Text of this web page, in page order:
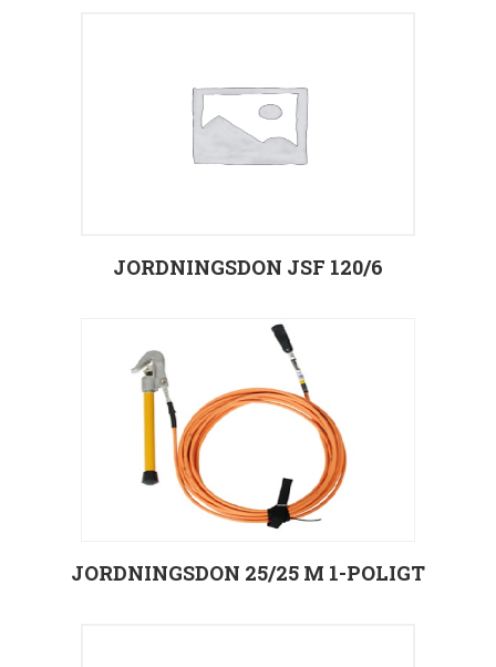
JORDNINGSDON JSF 120/6
Välj alternativ
JORDNINGSDON 25/25 M 1-POLIGT